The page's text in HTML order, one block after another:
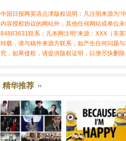
中国日报网英语点津版权说明：凡注明来源为“
内容授权协议的网站外，其他任何网站或单位
84883631联系；凡本网注明“来源：XXX（非
转载，请与稿件来源方联系，如产生任何问题
究，如果侵权，请提供版权证明，以便尽快删除
精华推荐